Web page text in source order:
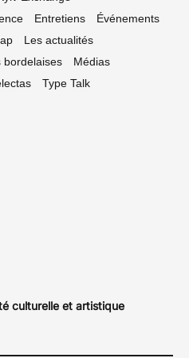
Entretiens
Événements
Les actualités
bordelaises
Médias
Type Talk
culturelle et artistique